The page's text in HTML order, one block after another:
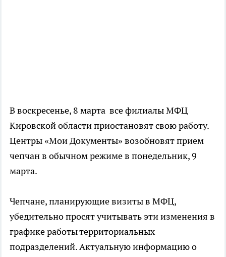
В воскресенье, 8 марта все филиалы МФЦ
Кировской области приостановят свою работу.
Центры «Мои Документы» возобновят прием
чепчан в обычном режиме в понедельник, 9
марта.
Чепчане, планирующие визиты в МФЦ,
убедительно просят учитывать эти изменения в
графике работы территориальных
подразделений. Актуальную информацию о